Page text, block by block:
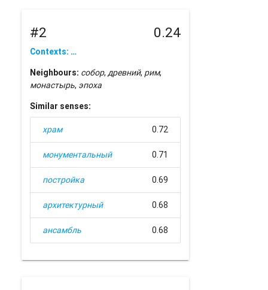
#2 0.24
Contexts: …
Neighbours: собор,древний, рим,
монастырь, эпоха
Similar senses:
храм 0.72
монументальный 0.71
постройка 0.69
архитектурный 0.68
ансамбль 0.68